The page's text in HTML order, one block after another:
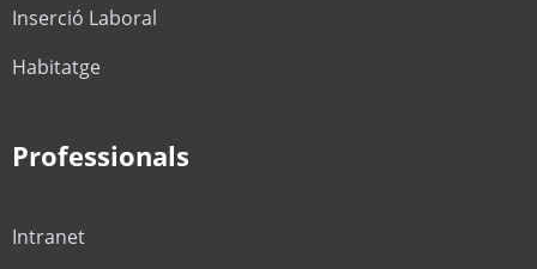
Inserció Laboral
Habitatge
Professionals
Intranet